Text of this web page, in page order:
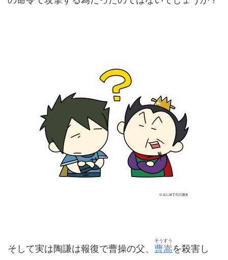
そして実は陶謙は報復で曹操の父、 曹嵩
そうすう
を殺害し